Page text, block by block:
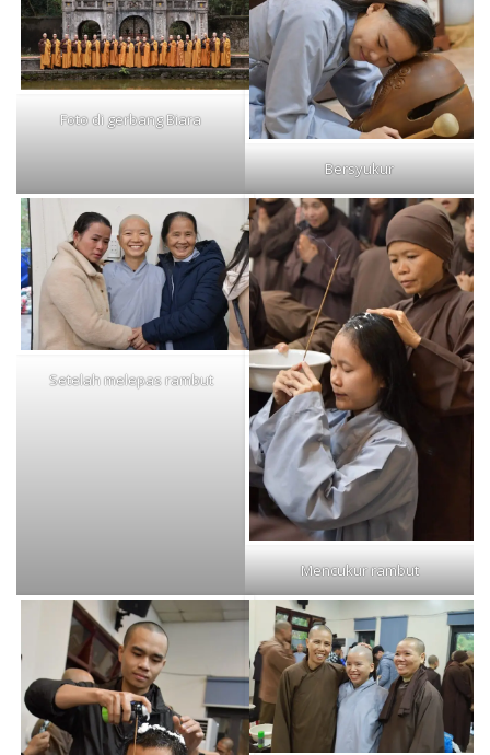
Foto di gerbang Biara
Bersyukur
Setelah melepas rambut
Mencukur rambut